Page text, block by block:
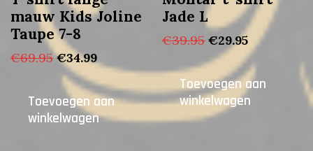
mauw Kids Joline
Taupe 7-8
€69.95Oorspronkelijke
prijs
was:
€69.95.
€34.99Huidige
prijs
is:
€34.99.
Toevoegen aan
winkelwagen
Jade L
€39.95 Oorspronkelijke
prijs
was:
€39.95.
€29.95Huidige
prijs
is:
€29.95.
Toevoegen aan
winkelwagen